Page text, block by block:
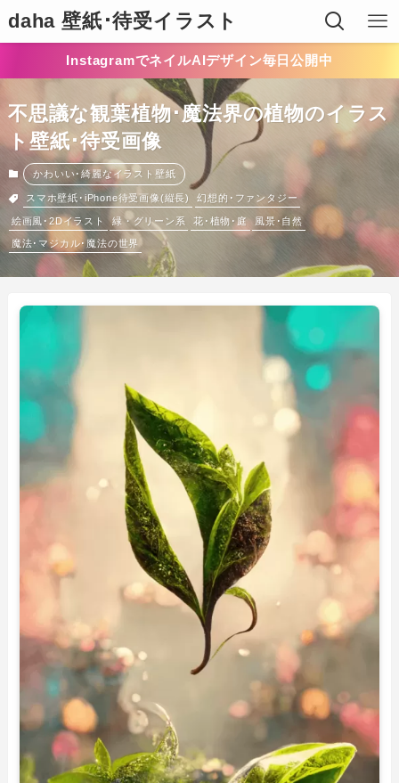
daha 壁紙･待受イラスト
InstagramでネイルAIデザイン毎日公開中
不思議な観葉植物･魔法界の植物のイラス
ト壁紙･待受画像
かわいい･綺麗なイラスト壁紙
スマホ壁紙･iPhone待受画像(縦長) 幻想的･ファンタジー
絵画風･2Dイラスト 緑・グリーン系 花･植物･庭 風景･自然
魔法･マジカル･魔法の世界